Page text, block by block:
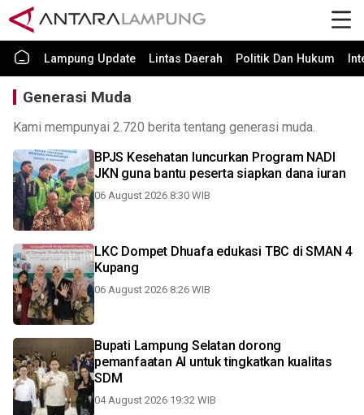
Lampung Update Lintas Daerah Politik Dan Hukum
Generasi Muda
Kami mempunyai 2.720 berita tentang generasi muda.
BPJS Kesehatan luncurkan Program NADI
JKN guna bantu peserta siapkan dana iuran
06 August 2026 8:30 WIB
LKC Dompet Dhuafa edukasi TBC di SMAN 4
Kupang
06 August 2026 8:26 WIB
Bupati Lampung Selatan dorong
pemanfaatan AI untuk tingkatkan kualitas
SDM
04 August 2026 19:32 WIB